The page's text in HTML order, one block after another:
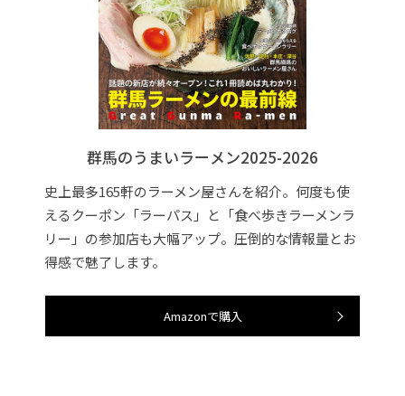
群馬のうまいラーメン2025-2026
史上最多165軒のラーメン屋さんを紹介。何度も使
えるクーポン「ラーパス」と「食べ歩きラーメンラ
リー」の参加店も大幅アップ。圧倒的な情報量とお
得感で魅了します。
Amazonで購入